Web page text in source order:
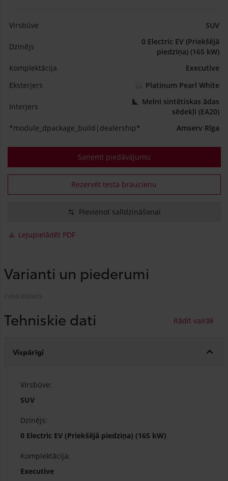
Virsbūve SUV
Dzinējs
0 Electric EV (Priekšējā
piedziņa) (165 kW)
Komplektācija
Executive
Eksterjers
Platinum Pearl White
Interjers
Melni sintētiskas ādas
sēdekļi (EA20)
*module_dpackage_build|dealership*
Amserv Rīga
Saņemt piedāvājumu
Rezervēt testa braucienu
Pievienot salīdzināšanai
Lejupielādēt PDF
Varianti un piederumi
Cenā iekļauts
Tehniskie dati
Vispārīgi
Virsbūve:
SUV
Dzinējs:
0 Electric EV (Priekšējā piedziņa) (165 kW)
Komplektācija:
Executive